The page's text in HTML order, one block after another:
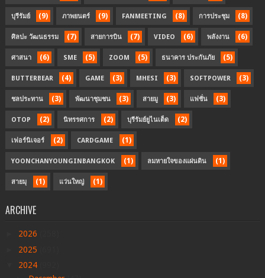
บุรีรัมย์ (9) ภาพยนตร์ (9) FANMEETING (8) การประชุม (8)
ศิลปะ วัฒนธรรม (7) สายการบิน (7) VIDEO (6) พลังงาน (6)
ศาสนา (6) SME (5) ZOOM (5) ธนาคาร ประกันภัย (5)
BUTTERBEAR (4) GAME (3) MHESI (3) SOFTPOWER (3)
ชลประทาน (3) พัฒนาชุมชน (3) สายมู (3) แฟชั่น (3)
OTOP (2) นิทรรศการ (2) บุรีรัมย์ยูไนเต็ด (2)
เฟอร์นิเจอร์ (2) CARDGAME (1)
YOONCHANYOUNGINBANGKOK (1) ลมหายใจของแผ่นดิน (1)
สายมุ (1) แว่นใหญ่ (1)
ARCHIVE
2026
2025
2024